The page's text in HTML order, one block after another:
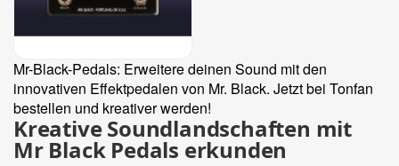
Mr-Black-Pedals: Erweitere deinen Sound mit den
innovativen Effektpedalen von Mr. Black. Jetzt bei Tonfan
bestellen und kreativer werden!
Kreative Soundlandschaften mit
Mr Black Pedals erkunden